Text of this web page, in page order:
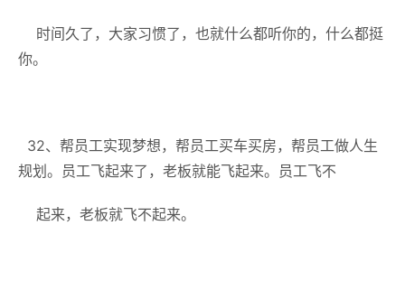
时间久了，大家习惯了，也就什么都听你的，什么都挺
你。
32、帮员工实现梦想，帮员工买车买房，帮员工做人生
规划。员工飞起来了，老板就能飞起来。员工飞不
起来，老板就飞不起来。